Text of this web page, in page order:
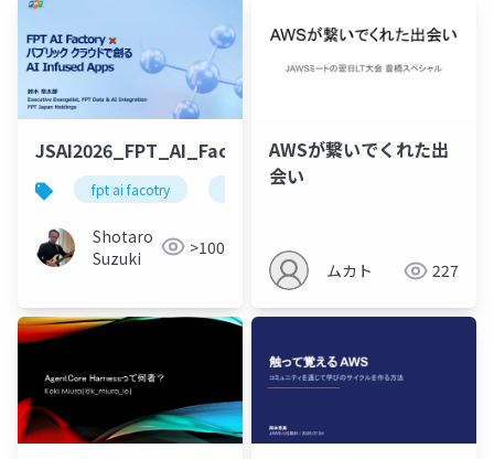
JSAI2026_FPT_AI_Factory_v3
fpt ai facotry gpu cloud
Shotaro
Suzuki
>100
AWSが繋いでくれた出
会い
ムカト 227